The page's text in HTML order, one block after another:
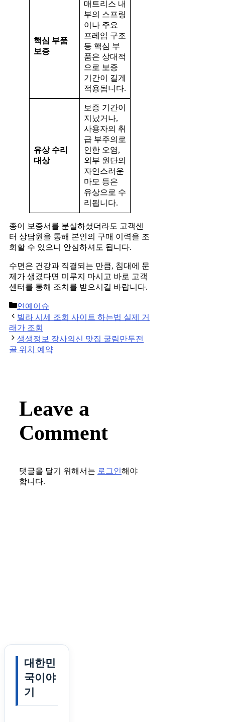
핵심 부품
보증
매트리스 내
부의 스프링
이나 주요
프레임 구조
등 핵심 부
품은 상대적
으로 보증
기간이 길게
적용됩니다.
유상 수리
대상
보증 기간이
지났거나,
사용자의 취
급 부주의로
인한 오염,
외부 원단의
자연스러운
마모 등은
유상으로 수
리됩니다.
종이 보증서를 분실하셨더라도 고객센
터 상담원을 통해 본인의 구매 이력을 조
회할 수 있으니 안심하셔도 됩니다.
수면은 건강과 직결되는 만큼, 침대에 문
제가 생겼다면 미루지 마시고 바로 고객
센터를 통해 조치를 받으시길 바랍니다.
Categories
연예이슈
Post
navigation
빌라 시세 조회 사이트 하는법 실제 거
래가 조회
생생정보 장사의신 맛집 굴림만두전
골 위치 예약
Leave a
Comment
댓글을 달기 위해서는 로그인해야
합니다.
대한민
국이야
기